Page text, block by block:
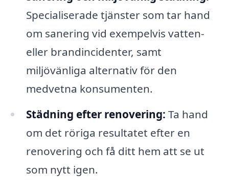
Specialiserade tjänster som tar hand
om sanering vid exempelvis vatten-
eller brandincidenter, samt
miljövänliga alternativ för den
medvetna konsumenten.
Städning efter renovering: Ta hand
om det röriga resultatet efter en
renovering och få ditt hem att se ut
som nytt igen.